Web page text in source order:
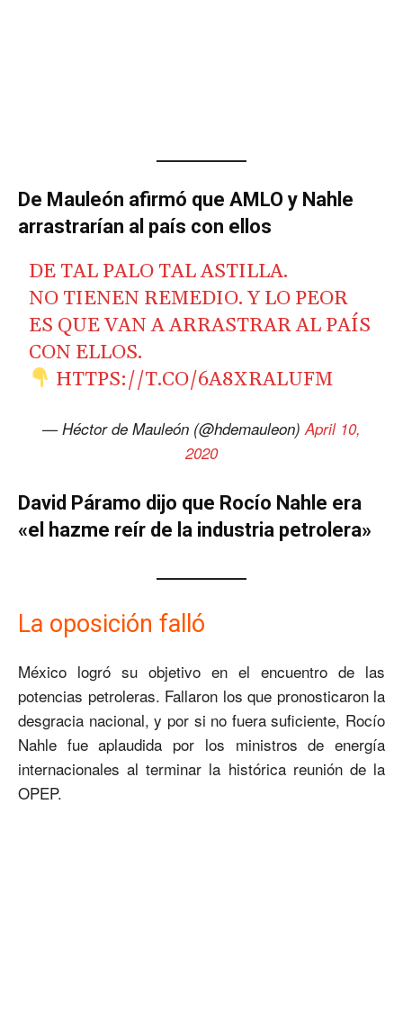
De Mauleón afirmó que AMLO y Nahle
arrastrarían al país con ellos
DE TAL PALO TAL ASTILLA.
NO TIENEN REMEDIO. Y LO PEOR
ES QUE VAN A ARRASTRAR AL PAÍS
CON ELLOS.
HTTPS://T.CO/6A8XRALUFM
— Héctor de Mauleón (@hdemauleon)April 10,
2020
David Páramo dijo que Rocío Nahle era
«el hazme reír de la industria petrolera»
La oposición falló
México logró su objetivo en el encuentro de las
potencias petroleras. Fallaron los que pronosticaron la
desgracia nacional, y por si no fuera suficiente, Rocío
Nahle fue aplaudida por los ministros de energía
internacionales al terminar la histórica reunión de la
OPEP.